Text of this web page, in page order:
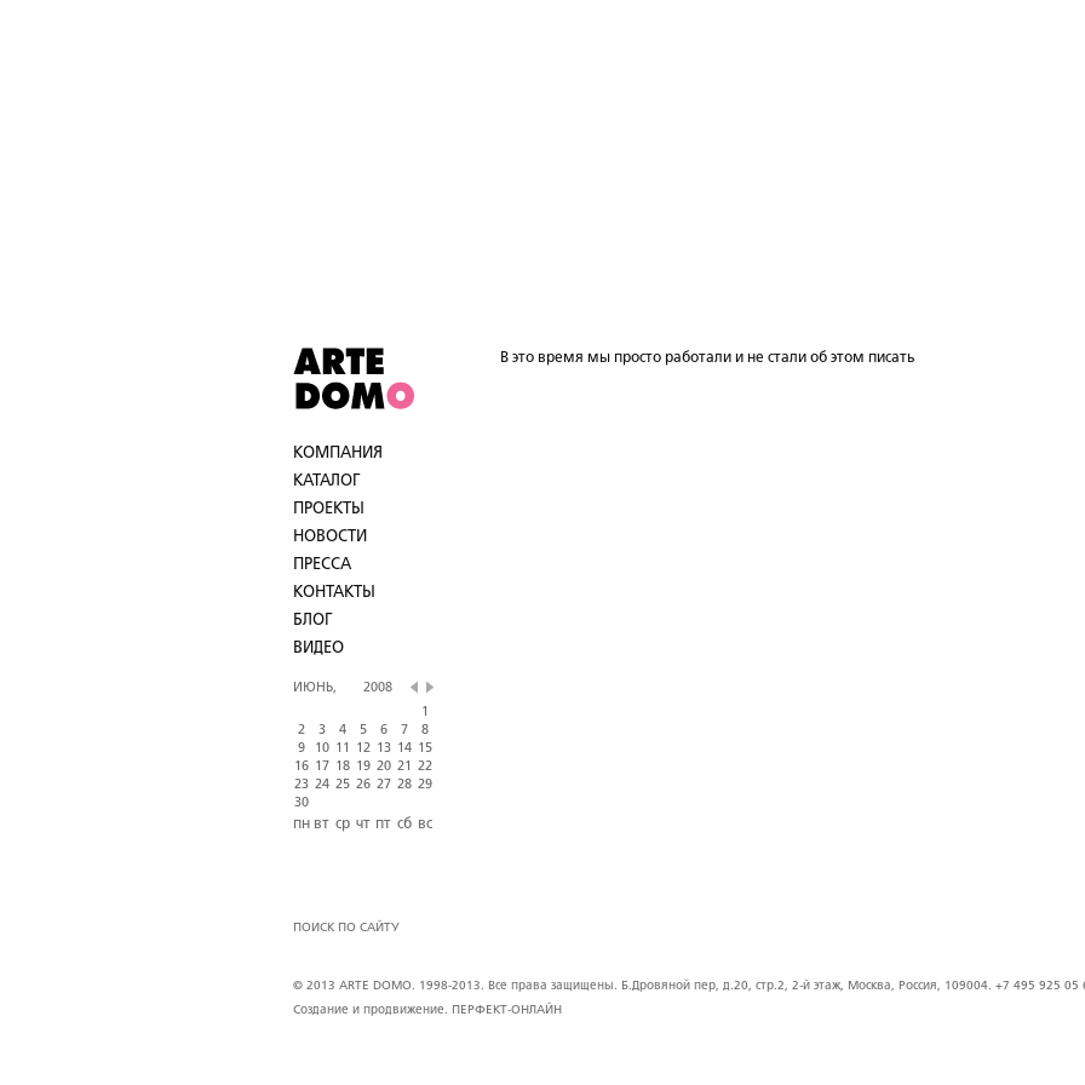
КОМПАНИЯ
КАТАЛОГ
ПРОЕКТЫ
НОВОСТИ
ПРЕССА
КОНТАКТЫ
БЛОГ
ВИДЕО
ИЮНЬ,
2008
1
2
3 4 5 6 7
8
9
10 11 12 13 14
15
16 17 18 19 20 21
22
23 24 25 26 27 28 29
30
пн вт ср чт пт сб вс
ПОИСК ПО САЙТУ
В это время мы просто работали и не стали об этом писать
© 2013 ARTE DOMO. 1998-2013. Все права защищены. Б.Дровяной пер, д.20, стр.2, 2-й этаж, Москва, Россия, 109004. +7 495 925 05
Создание и продвижение. ПЕРФЕКТ-ОНЛАЙН